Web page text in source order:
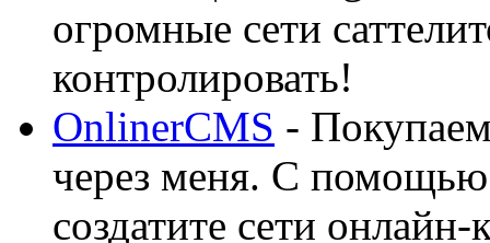
огромные сети
контролировать!
OnlinerCMS -
через меня. С помощью
создатите сети